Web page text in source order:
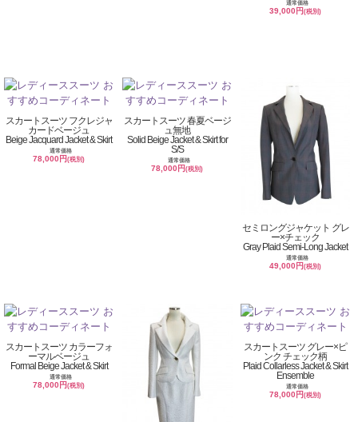
通常価格
39,000円(税別)
スカートスーツ フクレジャ
カードベージュ
Beige Jacquard Jacket & Skirt
通常価格
78,000円(税別)
スカートスーツ 春夏ベージ
ュ無地
Solid Beige Jacket & Skirt for
S/S
通常価格
78,000円(税別)
セミロングジャケット グレ
ー×チェック
Gray Plaid Semi-Long Jacket
通常価格
49,000円(税別)
スカートスーツ カラーフォ
ーマルベージュ
Formal Beige Jacket & Skirt
通常価格
78,000円(税別)
スカートスーツ グレー×ピ
ンク チェック柄
Plaid Collarless Jacket & Skirt
Ensemble
通常価格
78,000円(税別)